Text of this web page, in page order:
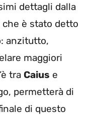
dettagli dalla
è stato detto
anzitutto,
maggiori
tra Caius e
permetterà di
di questo